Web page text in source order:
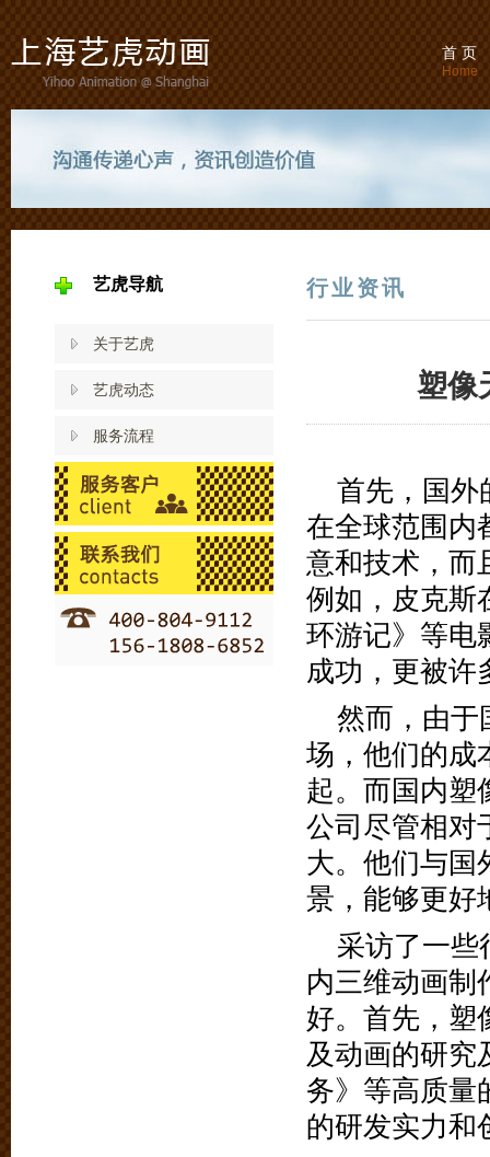
首 页
Home
艺虎导航
关于艺虎
艺虎动态
服务流程
行业资讯
塑像
首先，国外
在全球范围内
意和技术，而
例如，皮克斯
环游记》等电
成功，更被许
然而，由于
场，他们的成
起。而国内塑
公司尽管相对
大。他们与国
景，能够更好
采访了一些
内三维动画制
好。首先，塑
及动画的研究
务》等高质量
的研发实力和